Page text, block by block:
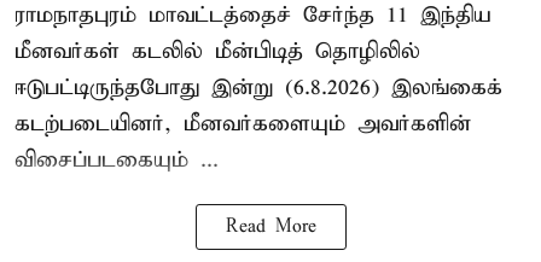
ராமநாதபுரம் மாவட்டத்தைச் சேர்ந்த 11 இந்திய
மீனவர்கள் கடலில் மீன்பிடித் தொழிலில்
ஈடுபட்டிருந்தபோது இன்று (6.8.2026) இலங்கைக்
கடற்படையினர், மீனவர்களையும் அவர்களின்
விசைப்படகையும் ...
Read More